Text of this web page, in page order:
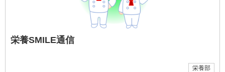
栄養SMILE通信
栄養部